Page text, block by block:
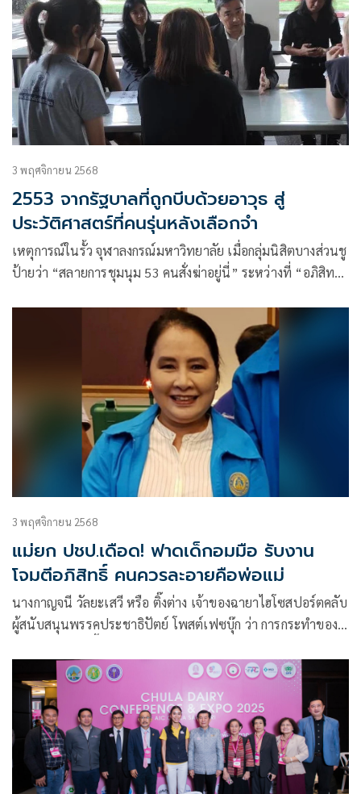
3 พฤศจิกายน 2568
2553 จากรัฐบาลที่ถูกบีบด้วยอาวุธ สู่
ประวัติศาสตร์ที่คนรุ่นหลังเลือกจำ
เหตุการณ์ในรั้ว จุฬาลงกรณ์มหาวิทยาลัย เมื่อกลุ่มนิสิตบางส่วนชู
ป้ายว่า “สลายการชุมนุม 53 คนสั่งฆ่าอยู่นี่” ระหว่างที่ “อภิสิทธิ์
ปริญญาเอกสาขานโยบายสาธารณะ
3 พฤศจิกายน 2568
แม่ยก ปชป.เดือด! ฟาดเด็กอมมือ รับงาน
โจมตีอภิสิทธิ์ คนควรละอายคือพ่อแม่
นางกาญจนี วัลยะเสวี หรือ ติ๊งต่าง เจ้าของฉายาไฮโซสปอร์ตคลับ
ผู้สนับสนุนพรรคประชาธิปัตย์ โพสต์เฟซบุ๊ก ว่า การกระทำของ